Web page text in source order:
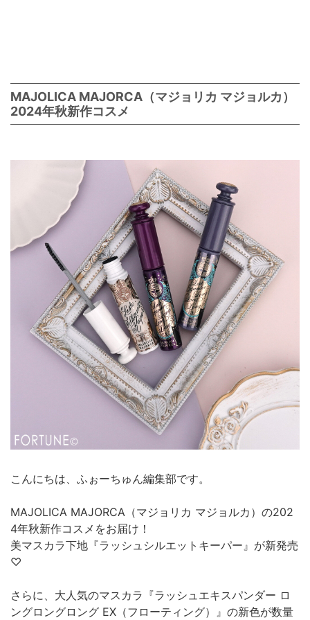
MAJOLICA MAJORCA（マジョリカ マジョルカ）
2024年秋新作コスメ
こんにちは、ふぉーちゅん編集部です。
MAJOLICA MAJORCA（マジョリカ マジョルカ）の202
4年秋新作コスメをお届け！
美マスカラ下地『ラッシュシルエットキーパー』が新発売
♡
さらに、大人気のマスカラ『ラッシュエキスパンダー ロ
ングロングロング EX（フローティング）』の新色が数量